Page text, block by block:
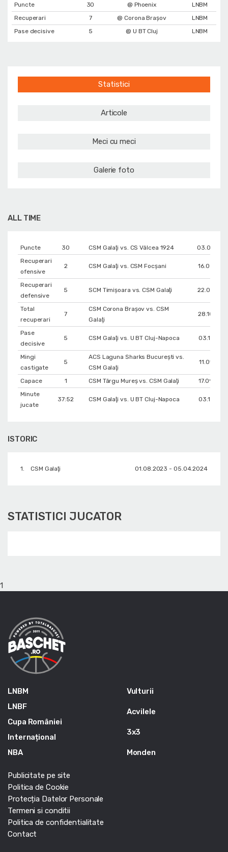
Puncte 30 @ Phoenix
LNBM
Recuperari
7 @ Corona Braşov
LNBM
Pase decisive
5 @ U BT Cluj LNBM
Statistici
Articole
Meci cu meci
Galerie foto
ALL TIME
Puncte 30 CSM Galaţi vs. CS Vâlcea 1924
Recuperari
ofensive
2 CSM Galaţi vs. CSM Focșani
Recuperari
defensive
5 SCM Timișoara vs. CSM Galaţi
Total
recuperari
7
CSM Corona Braşov vs. CSM
Galaţi
Pase
decisive
5 CSM Galaţi vs. U BT Cluj-Napoca
Mingi
castigate
5
ACS Laguna Sharks București vs.
CSM Galaţi
11.01.2024
Capace 1 CSM Târgu Mureș vs. CSM Galaţi
Minute
jucate
37:52 CSM Galaţi vs. U BT Cluj-Napoca
ISTORIC
1. CSM Galaţi 01.08.2023 - 05.04.2024
STATISTICI JUCATOR
1
LNBM
LNBF
Cupa României
Internațional
NBA
Vulturii
Acvilele
3x3
Monden
Publicitate pe site
Politica de Cookie
Protecția Datelor Personale
Termeni si conditii
Politica de confidentialitate
Contact